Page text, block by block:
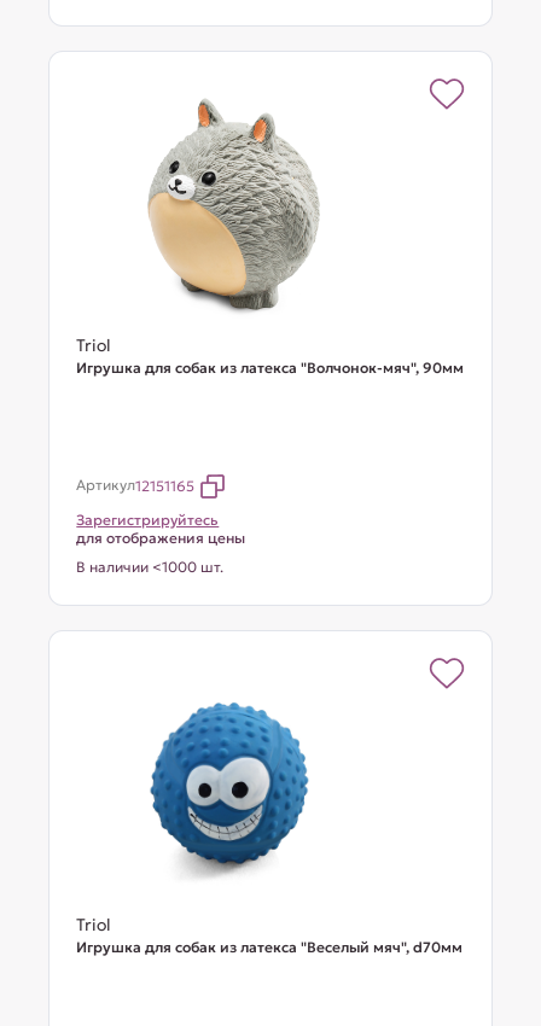
Triol
Игрушка для собак из латекса "Волчонок-мяч", 90мм
Артикул12151165
Зарегистрируйтесь
для отображения цены
В наличии <1000 шт.
Triol
Игрушка для собак из латекса "Веселый мяч", d70мм